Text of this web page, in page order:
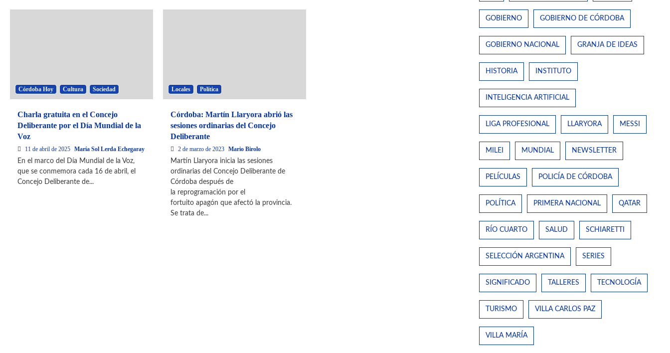
Córdoba Hoy Cultura Sociedad
Charla gratuita en el Concejo
Deliberante por el Día Mundial de la
Voz
11 de abril de 2025 María Sol Lerda Echegaray
En el marco del Día Mundial de la Voz,
que se conmemora cada 16 de abril, el
Concejo Deliberante de...
Locales Política
Córdoba: Martín Llaryora abrió las
sesiones ordinarias del Concejo
Deliberante
2 de marzo de 2023 Mario Birolo
Martín Llaryora inicia las sesiones
ordinarias del Concejo Deliberante de
Córdoba después de
la reprogramación por el
fortuito apagón que afectó la provincia.
Se trata de...
GOBIERNO GOBIERNO DE CÓRDOBA
GOBIERNO NACIONAL GRANJA DE IDEAS
HISTORIA INSTITUTO
INTELIGENCIA ARTIFICIAL
LIGA PROFESIONAL LLARYORA MESSI
MILEI MUNDIAL NEWSLETTER
PELÍCULAS POLICÍA DE CÓRDOBA
POLÍTICA PRIMERA NACIONAL QATAR
RÍO CUARTO SALUD SCHIARETTI
SELECCIÓN ARGENTINA SERIES
SIGNIFICADO TALLERES TECNOLOGÍA
TURISMO VILLA CARLOS PAZ
VILLA MARÍA